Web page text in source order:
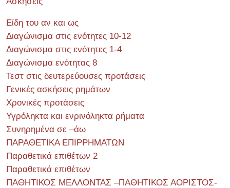
Είδη του αν και ως
Διαγώνισμα στις ενότητες 10-12
Διαγώνισμα στις ενότητες 1-4
Διαγώνισμα ενότητας 8
Τεστ στις δευτερεύουσες προτάσεις
Γενικές ασκήσεις ρημάτων
Χρονικές προτάσεις
Υγρόληκτα και ενρινόληκτα ρήματα
Συνηρημένα σε –άω
ΠΑΡΑΘΕΤΙΚΑ ΕΠΙΡΡΗΜΑΤΩΝ
Παραθετικά επιθέτων 2
Παραθετικά επιθέτων
ΠΑΘΗΤΙΚΟΣ ΜΕΛΛΟΝΤΑΣ –ΠΑΘΗΤΙΚΟΣ ΑΟΡΙΣΤΟΣ-